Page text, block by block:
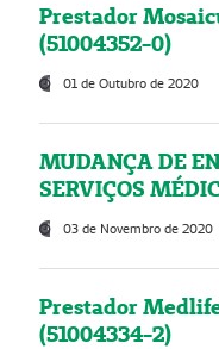
Prestador
(51004352-0)
01 de Outubro de 2020
MUDANÇA DE
SERVIÇOS
03 de Novembro de 2020
Prestador
(51004334-2)